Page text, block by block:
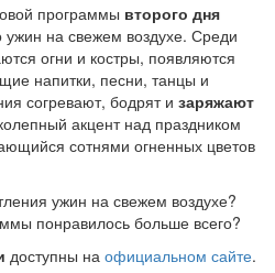
программы второго дня
на свежем воздухе. Среди
огни и костры, появляются
напитки, песни, танцы и
согревают, бодрят и заряжают
акцент над праздником
сотнями огненных цветов
ужин на свежем воздухе?
понравилось больше всего?
доступны на официальном сайте.